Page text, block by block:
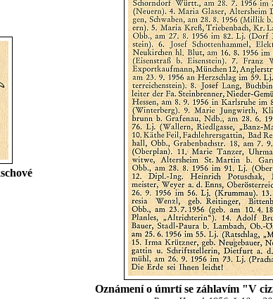
Oznámení o úmrtí se záhlavím "V